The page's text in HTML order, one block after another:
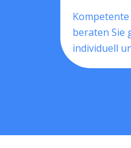
Kompetente
beraten Sie
individuell